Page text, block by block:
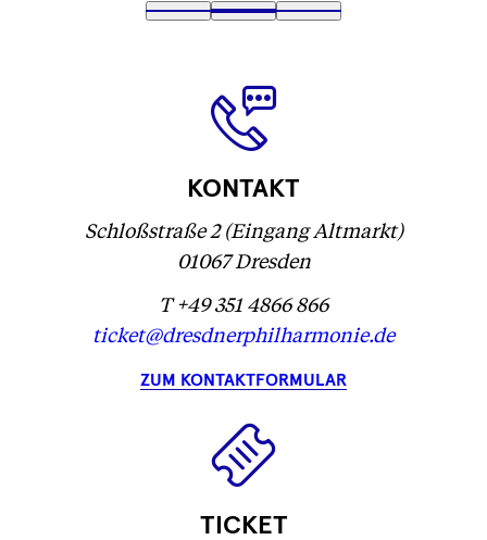
Text
1
Text
2
(
...
Text
3
KONTAKT
Schloßstraße 2 (Eingang Altmarkt)
01067 Dresden
T +49 351 4866 866
ticket@dresdnerphilharmonie.de
ZUM KONTAKTFORMULAR
TICKET